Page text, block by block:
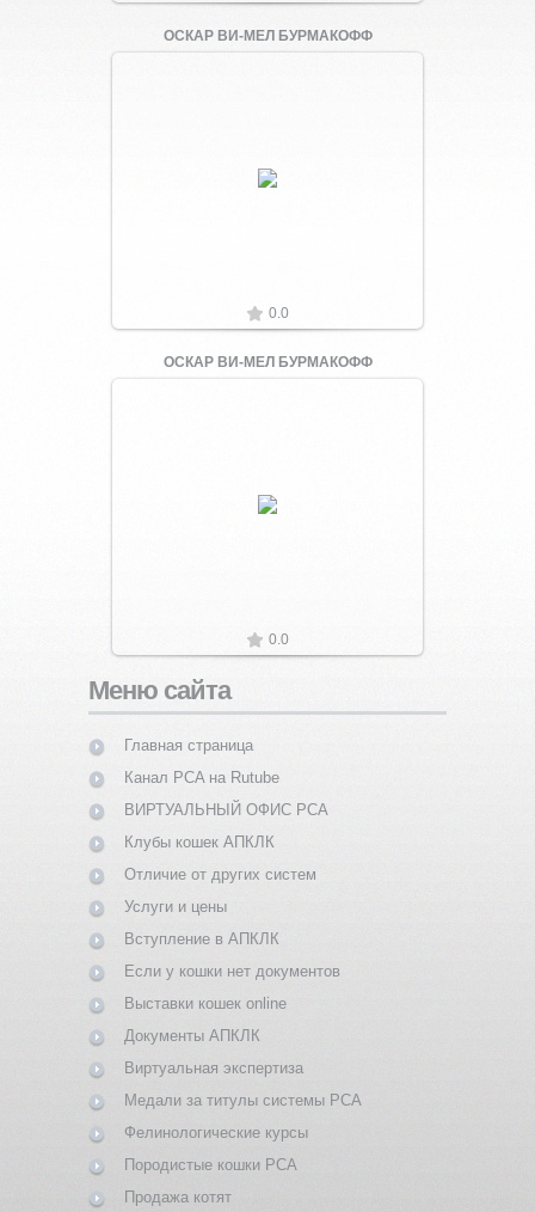
ОСКАР ВИ-МЕЛ БУРМАКОФФ
Увеличить
0.0
ОСКАР ВИ-МЕЛ БУРМАКОФФ
Увеличить
0.0
Меню сайта
Главная страница
Канал PCA на Rutube
ВИРТУАЛЬНЫЙ ОФИС PCA
Клубы кошек АПКЛК
Отличие от других систем
Услуги и цены
Вступление в АПКЛК
Если у кошки нет документов
Выставки кошек online
Документы АПКЛК
Виртуальная экспертиза
Медали за титулы системы PCA
Фелинологические курсы
Породистые кошки PCA
Продажа котят